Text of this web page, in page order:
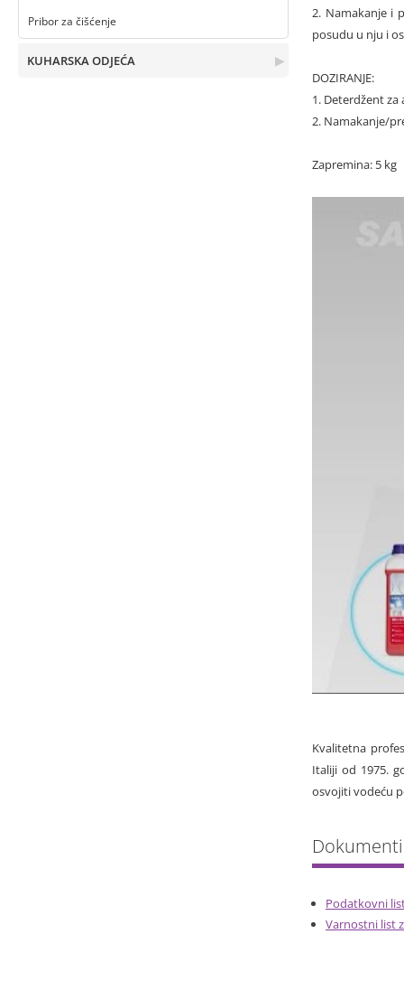
Pribor za čišćenje
▶
KUHARSKA ODJEĆA
2. Namakanje i
posudu u nju i
DOZIRANJE:
1. Deterdžent
2. Namakanje/
Zapremina: 5 kg
Kvalitetna
Italiji od 1975.
osvojiti vodeću
Podatkovni
Varnostni list